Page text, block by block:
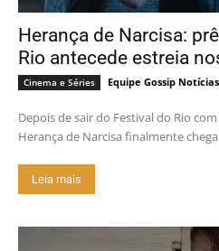
Herança de Narcisa:
Rio antecede estreia
Cinema e Séries Equipe Gossip Notícias
Depois de sair do Festival do Rio
Herança de Narcisa finalmente
Leia mais